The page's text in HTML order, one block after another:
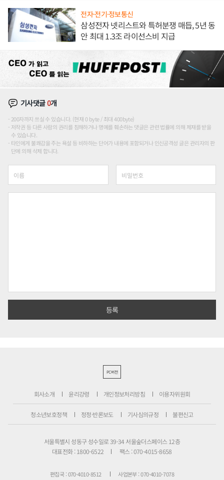
전자·전기·정보통신
삼성전자 넷리스트와 특허분쟁 매듭, 5년 동
안 최대 1.3조 라이선스비 지급
기사댓글0개
200자까지 쓰실 수 있습니다. (현재 0 byte / 최대 400byte)
저작권 등 다른 사람의 권리를 침해하거나 명예를 훼손하는 댓글은 관련 법률에 의해 제재를 받을
수 있습니다.
타인에게 불쾌감을 주는 욕설 등 비하하는 단어가 내용에 포함되거나 인신공격성 글은 관리자의 판
단에 의해 삭제 합니다.
PC버전
회사소개 윤리강령 개인정보처리방침 이용자위원회
청소년보호정책 정정·반론보도 기사심의규정 불편신고
서울특별시 성동구 성수일로 39-34 서울숲더스페이스 12층
대표전화 : 1800-6522
팩스 : 070-4015-8658
편집국 : 070-4010-8512 사업본부 : 070-4010-7078